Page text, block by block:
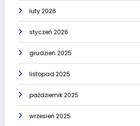
luty 2026
styczeń 2026
grudzień 2025
listopad 2025
październik 2025
wrzesień 2025